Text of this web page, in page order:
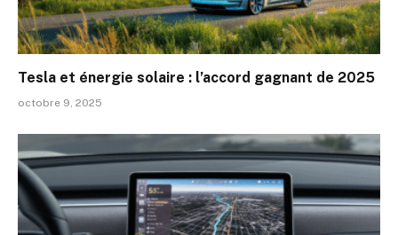
Tesla et énergie solaire : l’accord gagnant de 2025
octobre 9, 2025